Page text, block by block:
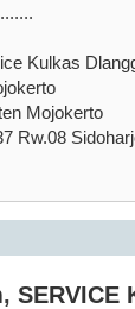
Kulkas
Mojokerto
Rw.08
, SERVICE